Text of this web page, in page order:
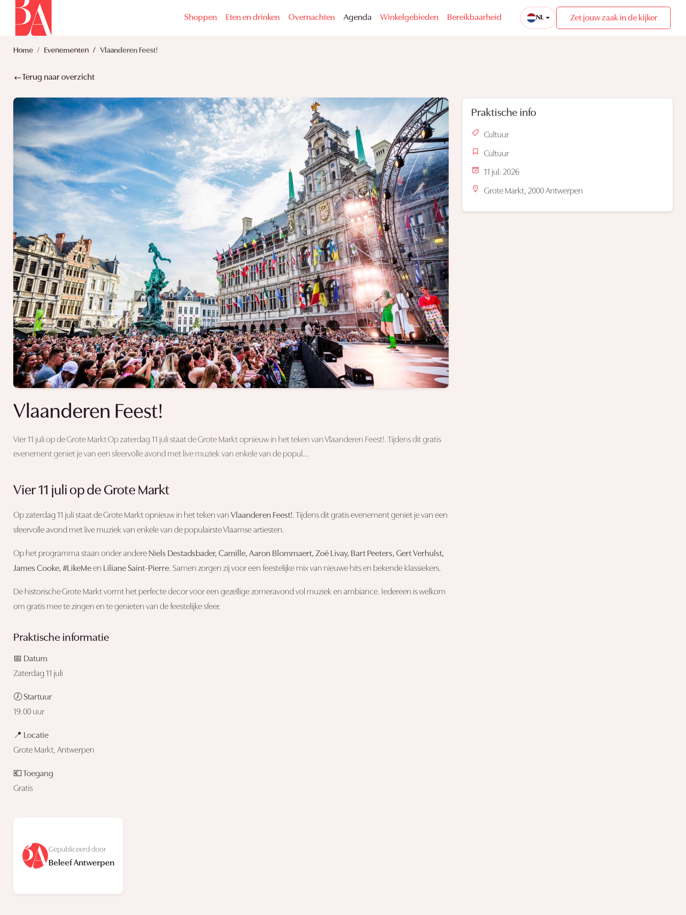
Shoppen Eten en drinken Overnachten Agenda Winkelgebieden Bereikbaarheid NL Zet jouw zaak in de kijker
Home Evenementen Vlaanderen Feest!
Terug naar overzicht
Vlaanderen Feest!
Vier 11 juli op de Grote Markt Op zaterdag 11 juli staat de Grote Markt opnieuw in het teken van Vlaanderen Feest!. Tijdens dit gratis
evenement geniet je van een sfeervolle avond met live muziek van enkele van de popul...
Vier 11 juli op de Grote Markt
Op zaterdag 11 juli staat de Grote Markt opnieuw in het teken van Vlaanderen Feest!. Tijdens dit gratis evenement geniet je van een
sfeervolle avond met live muziek van enkele van de populairste Vlaamse artiesten.
Op het programma staan onder andere Niels Destadsbader, Camille, Aaron Blommaert, Zoë Livay, Bart Peeters, Gert Verhulst,
James Cooke, #LikeMeen Liliane Saint-Pierre. Samen zorgen zij voor een feestelijke mix van nieuwe hits en bekende klassiekers.
De historische Grote Markt vormt het perfecte decor voor een gezellige zomeravond vol muziek en ambiance. Iedereen is welkom
om gratis mee te zingen en te genieten van de feestelijke sfeer.
Praktische informatie
📅 Datum
Zaterdag 11 juli
🕖 Startuur
19.00 uur
📍 Locatie
Grote Markt, Antwerpen
💶 Toegang
Gratis
Gepubliceerd door
Beleef Antwerpen
Praktische info
Cultuur
Cultuur
11 jul. 2026
Grote Markt, 2000 Antwerpen